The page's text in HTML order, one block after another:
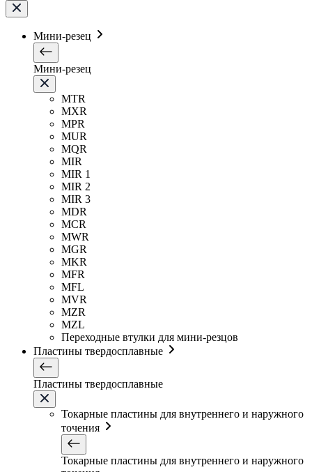
Мини-резец
Мини-резец
MTR
MXR
MPR
MUR
MQR
MIR
MIR 1
MIR 2
MIR 3
MDR
MCR
MWR
MGR
MKR
MFR
MFL
MVR
MZR
MZL
Переходные втулки для мини-резцов
Пластины твердосплавные
Пластины твердосплавные
Токарные пластины для внутреннего и наружного
точения
Токарные пластины для внутреннего и наружного